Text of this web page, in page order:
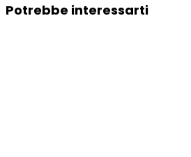
Potrebbe interessarti